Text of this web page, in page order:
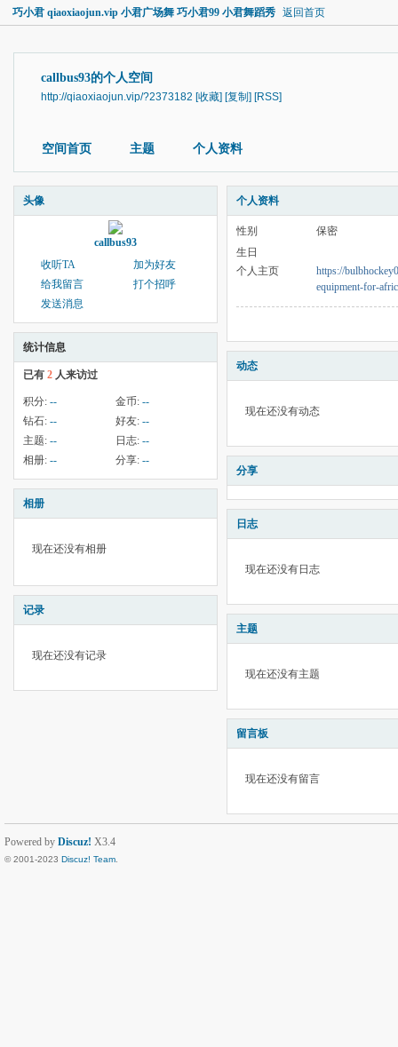
巧小君 qiaoxiaojun.vip 小君广场舞 巧小君99 小君舞蹈秀 返回首页
callbus93的个人空间
http://qiaoxiaojun.vip/?2373182 [收藏] [复制] [RSS]
空间首页 主题 个人资料
头像
callbus93
收听TA
加为好友
给我留言
打个招呼
发送消息
统计信息
已有 2 人来访过
积分: -- 金币: --
钻石: -- 好友: --
主题: -- 日志: --
相册: -- 分享: --
相册
现在还没有相册
记录
现在还没有记录
个人资料
性别
保密
生日
个人主页
https://
equipment-for-
动态
现在还没有动态
分享
日志
现在还没有日志
主题
现在还没有主题
留言板
现在还没有留言
Powered by Discuz! X3.4
© 2001-2023 Discuz! Team